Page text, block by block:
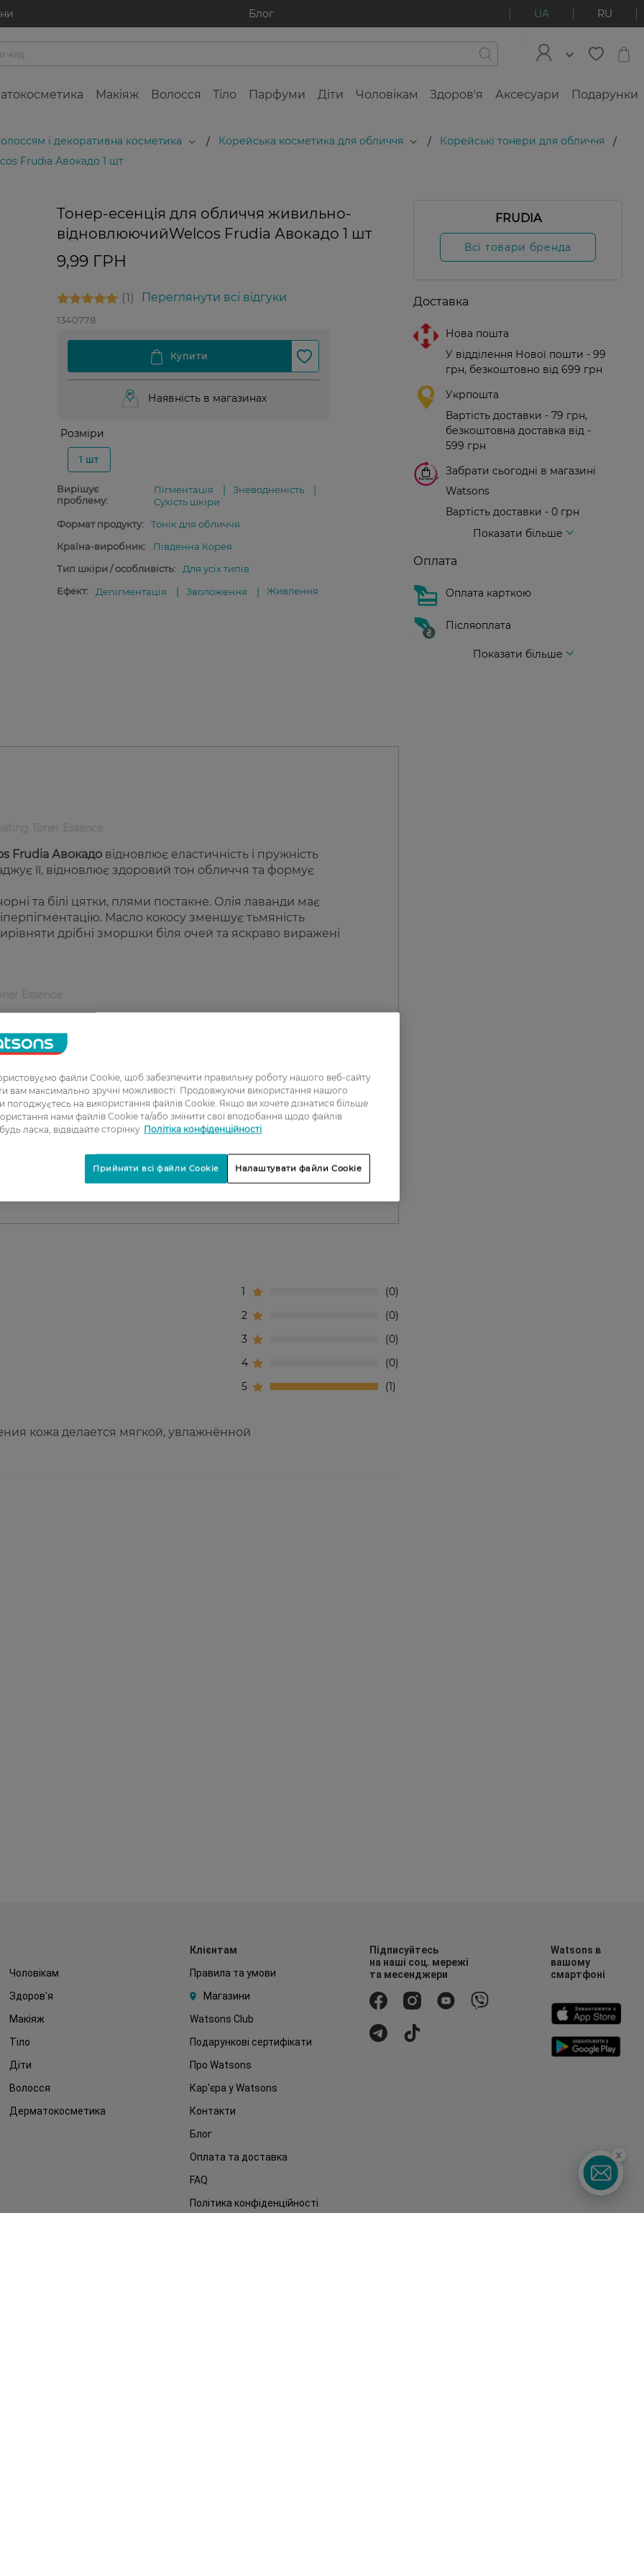
Блог UA RU
Макіяж Волосся Тіло Парфуми Діти Чоловікам Здоров'я Аксесуари Подарунки
і декоративна косметика / Корейська косметика для обличчя / Корейські тонери для обличчя
/
Frudia Авокадо 1 шт
Тонер-есенція для обличчя живильно-
відновлюючийWelcos Frudia Авокадо 1 шт
9,99 ГРН
1 Переглянути всі відгуки
1340778
Наявність в магазинах
Розміри
1 шт
Вирішує
проблему:
Пігментація
Зневодненість
Сухість шкіри
Формат продукту:
Тонік для обличчя
Країна-виробник:
Південна Корея
Тип шкіри / особливість:
Для усіх типів
Ефект:
Депігментація Зволоження Живлення
Frudia Авокадо відновлює еластичність і пружність
її, відновлює здоровий тон обличчя та формує
та білі цятки, плями постакне. Олія лаванди має
Масло кокосу зменшує тьмяність
дрібні зморшки біля очей та яскраво виражені
дія, усуває гіперпігментацію.
зморшки.
типу, особливо тьмяною та в’ялою.
1
0
2
0
3
0
4
0
5
1
кожа делается мягкой, увлажнённой
FRUDIA
Всі товари бренда
Доставка
Нова пошта
У відділення Нової пошти - 99
грн, безкоштовно від 699 грн
Укрпошта
Вартість доставки - 79 грн,
безкоштовна доставка від -
599 грн
Забрати сьогодні в магазині
Watsons
Вартість доставки - 0 грн
Показати більше
Оплата
Оплата карткою
Післяоплата
Показати більше
Чоловікам
Здоров'я
Макіяж
Тіло
Діти
Волосся
Дерматокосметика
Клієнтам
Правила та умови
Магазини
Watsons Club
Подарункові сертифікати
Про Watsons
Кар'єра у Watsons
Контакти
Блог
Оплата та доставка
FAQ
Політика конфіденційності
Підписуйтесь
на наші соц. мережі
та месенджери
Watsons в
вашому
смартфоні
x
файли Cookie, щоб забезпечити правильну роботу нашого веб-сайту
вам максимально зручні можливості. Продовжуючи використання нашого
погоджуєтесь на використання файлів Cookie. Якщо ви хочете дізнатися більше
нами файлів Cookie та/або змінити свої вподобання щодо файлів
ласка, відвідайте сторінку Політіка конфіденційності
Налаштувати файли Cookie
Прийняти всі файли Cookie